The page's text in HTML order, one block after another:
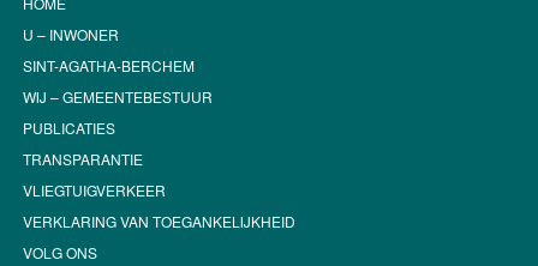
U – INWONER
SINT-AGATHA-BERCHEM
WIJ – GEMEENTEBESTUUR
PUBLICATIES
TRANSPARANTIE
VLIEGTUIGVERKEER
VERKLARING VAN TOEGANKELIJKHEID
VOLG ONS